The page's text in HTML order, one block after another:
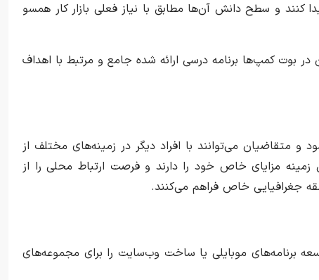
و سطح دانش آن‌ها مطابق با نیاز فعلی بازار کار همسو
از آن هستند که به نظر ۸۷٪ شرکت‌کنندگان در بوت کمپ‌ها برنامه درسی ارائه شده جامع و مرتبط با اهداف
متقاضیان می‌توانند با افراد دیگر در زمینه‌های مختلف از
مزایای خاص خود را دارند و فرصت ارتباط محلی را از
جغرافیایی خاص فراهم می‌کنند.
برنامه‌های موبایلی یا ساخت وب‌سایت را برای مجموعه‌های